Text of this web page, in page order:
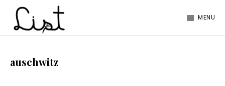
Skip
content
Skip
LIST
časopis
MENU
auschwitz